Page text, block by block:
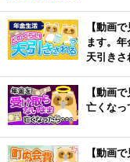
【動画
ます。
天引きさ
【動画
亡くなっ
【動画